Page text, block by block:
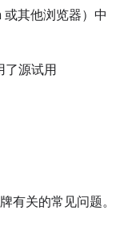
其他浏览器）中
了源试用
有关的常见问题。